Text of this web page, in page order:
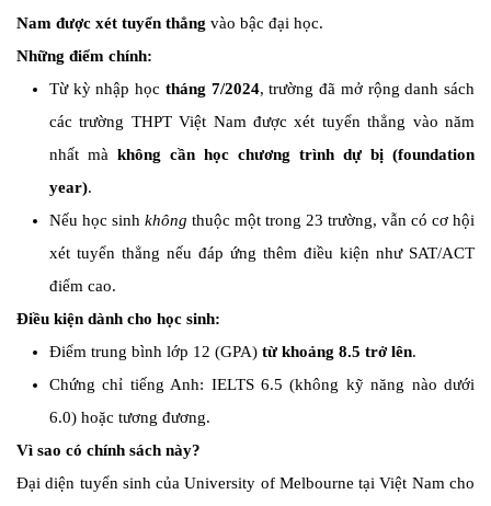
Nam được xét tuyển thẳng vào bậc đại học.
Những điểm chính:
Từ kỳ nhập học tháng 7/2024, trường đã mở rộng danh sách
các trường THPT Việt Nam được xét tuyển thẳng vào năm
nhất mà không cần học chương trình dự bị (foundation
year).
Nếu học sinh không thuộc một trong 23 trường, vẫn có cơ hội
xét tuyển thẳng nếu đáp ứng thêm điều kiện như SAT/ACT
điểm cao.
Điều kiện dành cho học sinh:
Điểm trung bình lớp 12 (GPA) từ khoảng 8.5 trở lên.
Chứng chỉ tiếng Anh: IELTS 6.5 (không kỹ năng nào dưới
6.0) hoặc tương đương.
Vì sao có chính sách này?
Đại diện tuyển sinh của University of Melbourne tại Việt Nam cho